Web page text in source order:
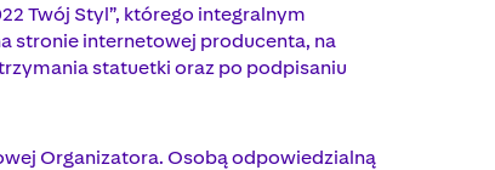
Twój Styl”, którego integralnym
stronie internetowej producenta, na
statuetki oraz po podpisaniu
Organizatora. Osobą odpowiedzialną